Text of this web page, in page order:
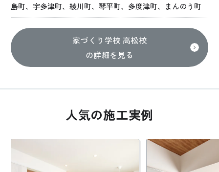
島町、宇多津町、綾川町、琴平町、多度津町、まんのう町
家づくり学校 高松校
の詳細を見る
人気の施工実例